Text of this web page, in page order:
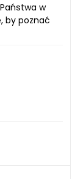
w
by poznać